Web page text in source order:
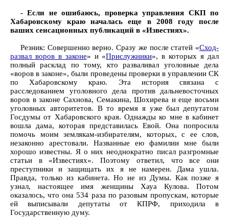
- Если не ошибаюсь, проверка управления СКП по
Хабаровскому краю началась еще в 2008 году после
ваших сенсационных публикаций в «Известиях».
Резник: Совершенно верно. Сразу же после статей «Сход-
развал воров в законе» и «Прислужники», в которых я дал
полный расклад по тому, кто разваливал уголовные дела
«воров в законе», были проведены проверки в управлении СК
по Хабаровскому краю. Эта история связана с
расследованием уголовного дела против дальневосточных
воров в законе Сахнова, Семакина, Шохирева и еще восьми
уголовных авторитетов. В то время я уже был депутатом
Госдумы от Хабаровского края. Однажды ко мне в кабинет
вошла дама, которая представилась Евой. Она попросила
помочь моим землякам-избирателям, которых, с ее слов,
незаконно арестовали. Названные ею фамилии мне были
хорошо известны. Я о них неоднократно писал разгромные
статьи в «Известиях». Поэтому ответил, что все они
преступники и защищать их я не намерен. Дама ушла.
Правда, только из кабинета. Но не из Думы. Как позже я
узнал, настоящее имя женщины Хауа Кулова. Потом
оказалось, что она 534 раза по разовым пропускам, которые
ей выписывали депутаты от КПРФ, приходила в
Государственную думу.